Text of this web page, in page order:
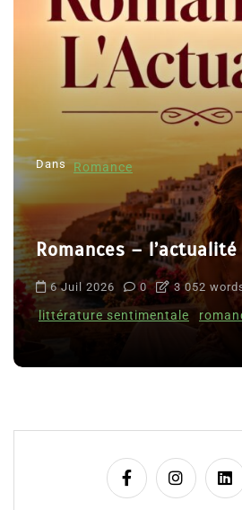
Dans Romance
Romances –
6 Juil 2026 0 3 052
littérature sentimentale